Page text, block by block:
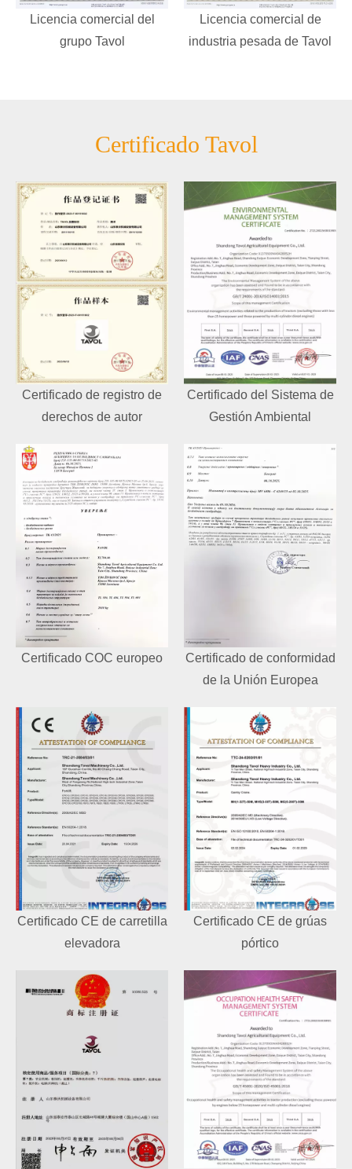
Licencia comercial del
grupo Tavol
Licencia comercial de
industria pesada de Tavol
Certificado Tavol
Certificado de registro de
derechos de autor
Certificado del Sistema de
Gestión Ambiental
Certificado COC europeo
Certificado de conformidad
de la Unión Europea
Certificado CE de carretilla
elevadora
Certificado CE de grúas
pórtico